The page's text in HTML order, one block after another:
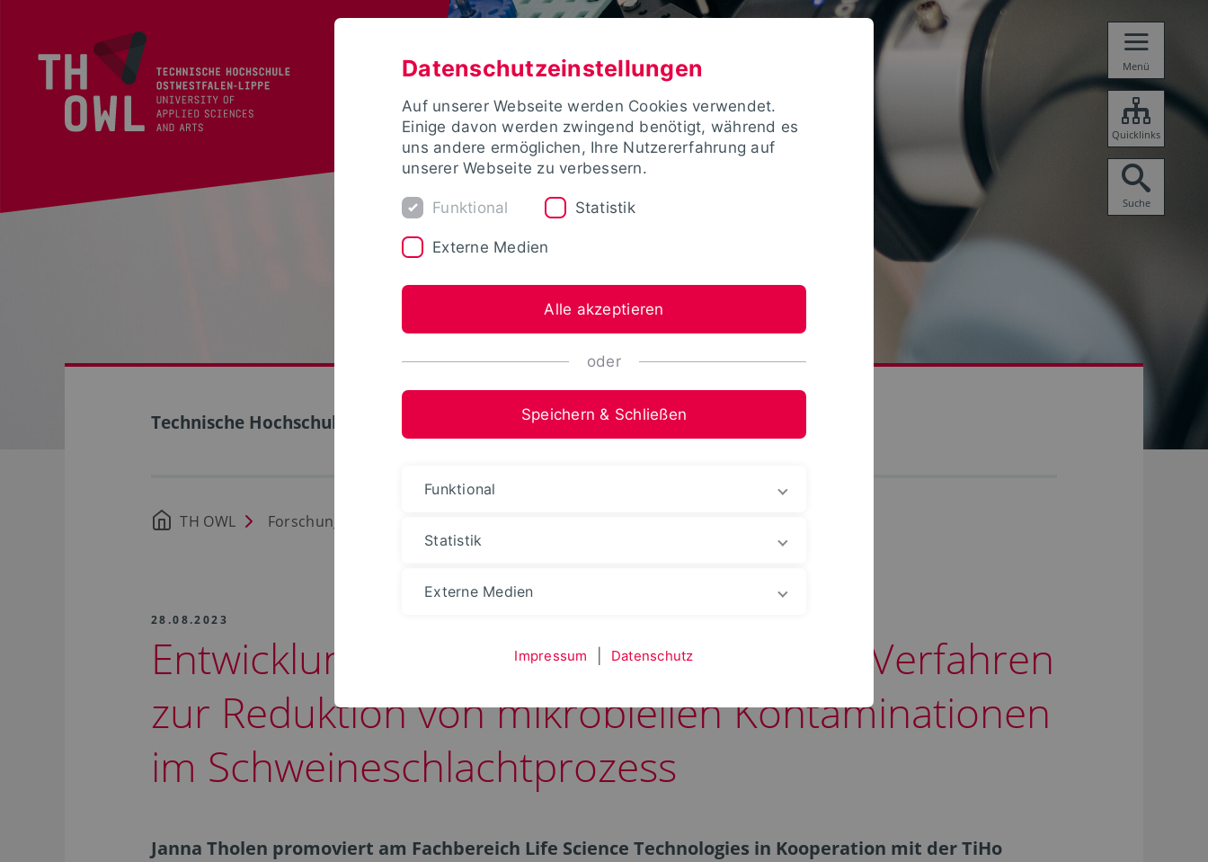
Menü
Quicklinks
Suche
Technische Hochschule Ostwestfalen-Lippe
TH OWL Forschung
28.08.2023
Entwicklung und Implementierung von Verfahren
zur Reduktion von mikrobiellen Kontaminationen
im Schweineschlachtprozess
Janna Tholen promoviert am Fachbereich Life Science Technologies in Kooperation mit der TiHo
Datenschutzeinstellungen
Auf unserer Webseite werden Cookies verwendet.
Einige davon werden zwingend benötigt, während es
uns andere ermöglichen, Ihre Nutzererfahrung auf
unserer Webseite zu verbessern.
Funktional Statistik
Externe Medien
Alle akzeptieren
oder
Speichern & Schließen
Funktional
Statistik
Externe Medien
Impressum Datenschutz